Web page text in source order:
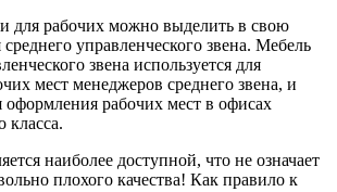
для рабочих можно выделить в свою
среднего управленческого звена. Мебель
звена используется для
мест менеджеров среднего звена, и
оформления рабочих мест в офисах
класса.
наиболее доступной, что не означает
плохого качества! Как правило к